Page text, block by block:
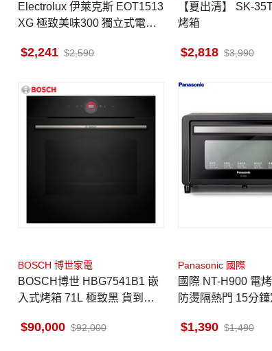
Electrolux 伊萊克斯 EOT1513
XG 極致美味300 獨立式電烤
2,241 2,590
【夏出清】 SK-
烤箱
2,818 3,990
BOSCH 博世家電
BOSCH博世 HBG7541B1 嵌
入式烤箱 71L 極致黑 貨到無
90,000 92,000
Panasonic 國際
國際 NT-H900 電烤箱 9L 雙層
防燙隔熱門 15分
1,390 1,490